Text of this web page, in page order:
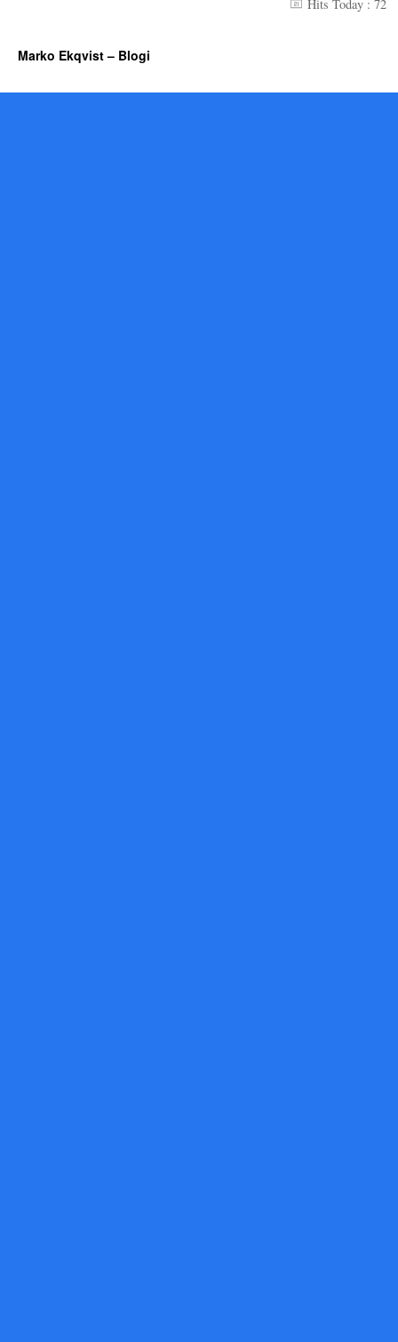
Hits Today : 72
Marko Ekqvist – Blogi